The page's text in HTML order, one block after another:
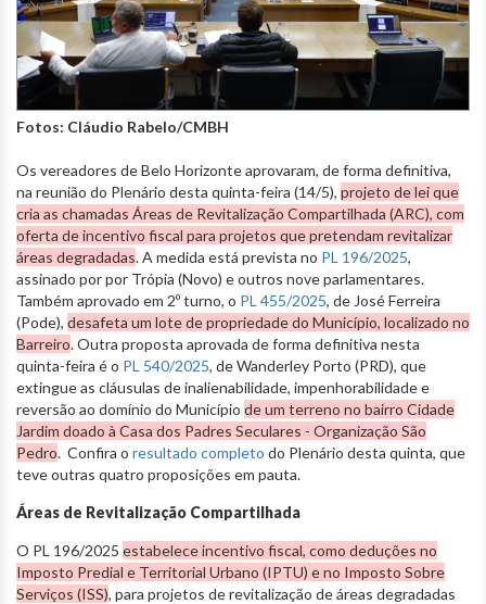
Fotos: Cláudio Rabelo/CMBH
Os vereadores de Belo Horizonte aprovaram, de forma definitiva,
na reunião do Plenário desta quinta-feira (14/5), projeto de lei que
cria as chamadas Áreas de Revitalização Compartilhada (ARC), com
oferta de incentivo fiscal para projetos que pretendam revitalizar
áreas degradadas. A medida está prevista no PL 196/2025,
assinado por por Trópia (Novo) e outros nove parlamentares.
Também aprovado em 2º turno, o PL 455/2025, de José Ferreira
(Pode), desafeta um lote de propriedade do Município, localizado no
Barreiro. Outra proposta aprovada de forma definitiva nesta
quinta-feira é o PL 540/2025, de Wanderley Porto (PRD), que
extingue as cláusulas de inalienabilidade, impenhorabilidade e
reversão ao domínio do Município de um terreno no bairro Cidade
Jardim doado à Casa dos Padres Seculares - Organização São
Pedro. Confira o resultado completo do Plenário desta quinta, que
teve outras quatro proposições em pauta.
Áreas de Revitalização Compartilhada
O PL 196/2025 estabelece incentivo fiscal, como deduções no
Imposto Predial e Territorial Urbano (IPTU) e no Imposto Sobre
Serviços (ISS), para projetos de revitalização de áreas degradadas